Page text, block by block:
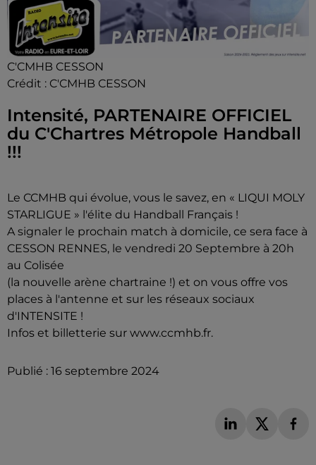
C'CMHB CESSON
Crédit : C'CMHB CESSON
Intensité, PARTENAIRE OFFICIEL
du C'Chartres Métropole Handball
!!!
Le CCMHB qui évolue, vous le savez, en « LIQUI MOLY
STARLIGUE » l'élite du Handball Français !
A signaler le prochain match à domicile, ce sera face à
CESSON RENNES, le vendredi 20 Septembre à 20h
au Colisée
(la nouvelle arène chartraine !) et on vous offre vos
places à l'antenne et sur les réseaux sociaux
d'INTENSITE !
Infos et billetterie sur www.ccmhb.fr.
Publié : 16 septembre 2024